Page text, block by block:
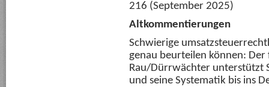
216 (September 2025)
Altkommentierungen
Schwierige
genau beurteilen können:
Rau/Dürrwächter unterstützt
und seine Systematik bis ins